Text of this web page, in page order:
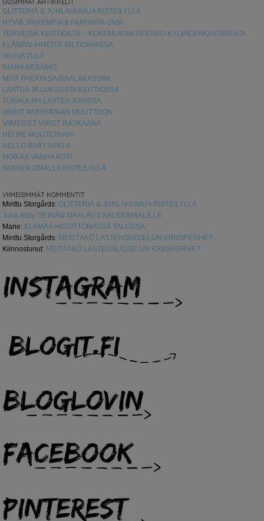
UUSIMMAT ARTIKKELIT
GLITTERIÄ & JUHLAHUMUA RISTEILYLLÄ
HYVIÄ, PAREMPIA & PARHAITA UNIA
TERVEISIÄ KEITTIÖSTÄ – KOKEMUKSIA FESTIVO KYLMIÖPAKASTIMESTA
ELÄMÄN IHMEITÄ TALTIOIMASSA
VAUVA TULI!
IHANA KESÄIHO
MITÄ PAKATA SAIRAALAKASSIIN
LAATUA JA LUKSUSTA KEITTIÖSSÄ
TUKHOLMA LASTEN KANSSA
VINKIT PAREMPAAN MUUTTOON
VIIMEISET VIIKOT RASKAANA
HEI ME MUUTETAAN!
HELLO BABY NRO 4
MOIKKA VANHA KOTI
SKIDIEN OMALLA RISTEILYLLÄ
VIIMEISIMMÄT KOMMENTIT
Minttu Storgårds: GLITTERIÄ & JUHLAHUMUA RISTEILYLLÄ
Juha Räty: SEINÄN MAALAUS KALKKIMAALILLA
Marie: ELÄMÄÄ HISSITTÖMÄSSÄ TALOSSA
Minttu Storgårds: MEISTÄKÖ LASTENSUOJELUN KRIISIPERHE?
Kiinnostunut: MEISTÄKÖ LASTENSUOJELUN KRIISIPERHE?